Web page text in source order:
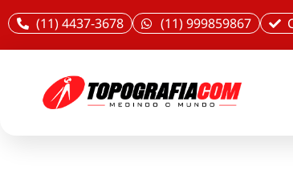
(11) 4437-3678 (11) 999859867